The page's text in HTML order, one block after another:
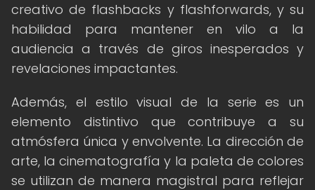
creativo de flashbacks y flashforwards, y su
habilidad para mantener en vilo a la
audiencia a través de giros inesperados y
revelaciones impactantes.
Además, el estilo visual de la serie es un
elemento distintivo que contribuye a su
atmósfera única y envolvente. La dirección de
arte, la cinematografía y la paleta de colores
se utilizan de manera magistral para reflejar